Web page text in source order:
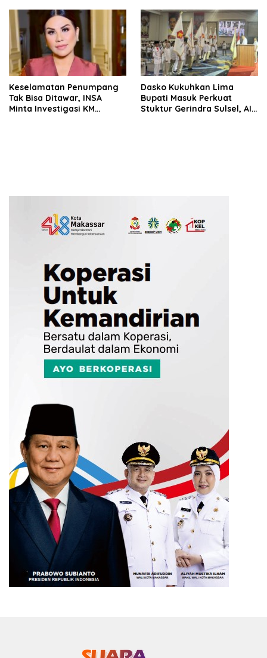
Keselamatan Penumpang
Tak Bisa Ditawar, INSA
Minta Investigasi KM
Dasko Kukuhkan Lima
Bupati Masuk Perkuat
Stuktur Gerindra Sulsel, AIA